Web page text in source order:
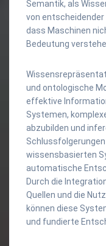
Semantik, als
von
dass Maschinen
Bedeutung
und ontologische
effektive
Systemen,
abzubilden und
wissensbasierten
automatische
Durch die
Quellen und die
können diese
und fundierte